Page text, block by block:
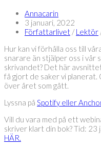
Annacarin
3 januari, 2022
Författarlivet / Lektör
Hur kan vi förhålla oss till
snarare än stjälper oss i vår
skrivandet? Det här
få gjort de saker vi
över året som gått.
Lyssna på Spotify eller
Vill du vara med på ett
skriver klart din bok? Tid: 23
HÄR.